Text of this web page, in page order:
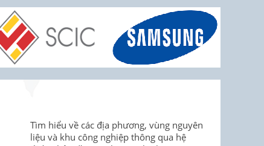
Tìm hiểu về các địa phương, vùng nguyên
liệu và khu công nghiệp thông qua hệ